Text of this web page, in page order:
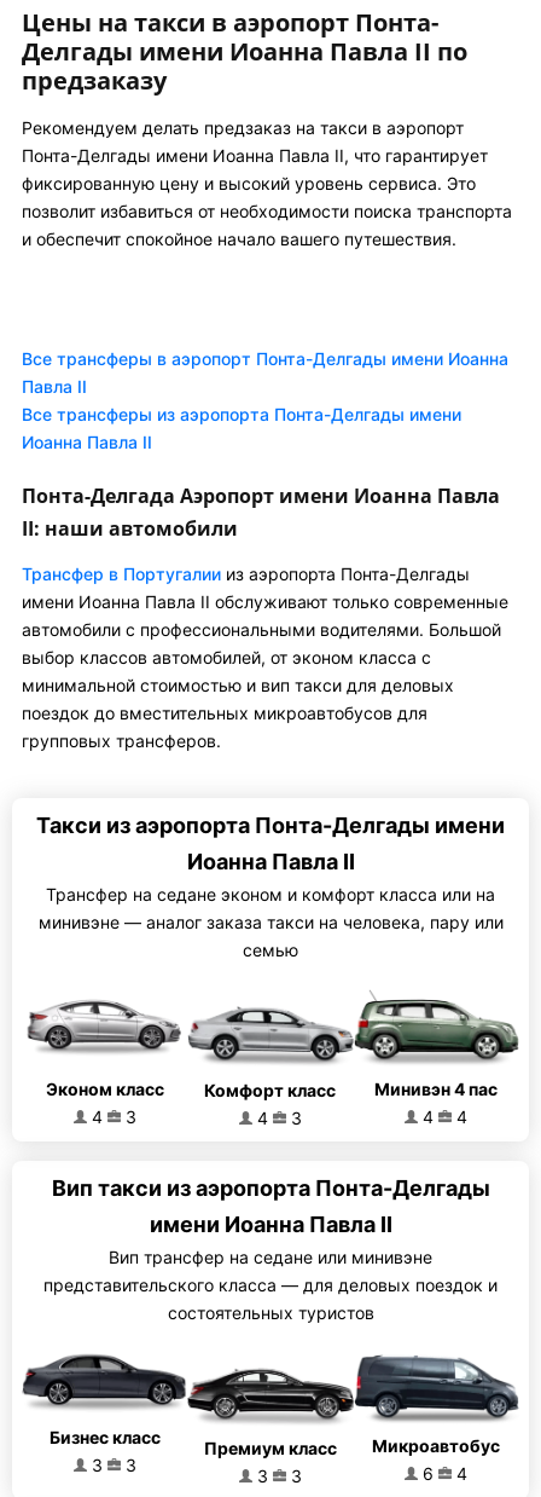
Цены на такси в аэропорт Понта-
Делгады имени Иоанна Павла II по
предзаказу
Рекомендуем делать предзаказ на такси в аэропорт
Понта-Делгады имени Иоанна Павла II, что гарантирует
фиксированную цену и высокий уровень сервиса. Это
позволит избавиться от необходимости поиска транспорта
и обеспечит спокойное начало вашего путешествия.
Все трансферы в аэропорт Понта-Делгады имени Иоанна
Павла II
Все трансферы из аэропорта Понта-Делгады имени
Иоанна Павла II
Понта-Делгада Аэропорт имени Иоанна Павла
II: наши автомобили
Трансфер в Португалии из аэропорта Понта-Делгады
имени Иоанна Павла II обслуживают только современные
автомобили с профессиональными водителями. Большой
выбор классов автомобилей, от эконом класса с
минимальной стоимостью и вип такси для деловых
поездок до вместительных микроавтобусов для
групповых трансферов.
Такси из аэропорта Понта-Делгады имени
Иоанна Павла II
Трансфер на седане эконом и комфорт класса или на
минивэне — аналог заказа такси на человека, пару или
семью
Эконом класс
4
3
Комфорт класс
4
3
Минивэн 4 пас
4
4
Вип такси из аэропорта Понта-Делгады
имени Иоанна Павла II
Вип трансфер на седане или минивэне
представительского класса — для деловых поездок и
состоятельных туристов
Бизнес класс
3
3
Премиум класс
3
3
Микроавтобус
6
4